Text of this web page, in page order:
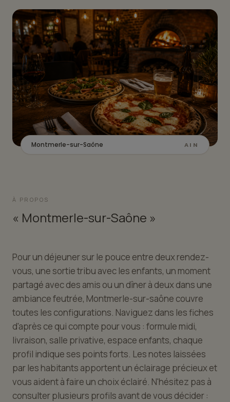
Montmerle-sur-Saône AIN
À PROPOS
« Montmerle-sur-Saône »
Pour un déjeuner sur le pouce entre deux rendez-
vous, une sortie tribu avec les enfants, un moment
partagé avec des amis ou un dîner à deux dans une
ambiance feutrée, Montmerle-sur-saône couvre
toutes les configurations. Naviguez dans les fiches
d'après ce qui compte pour vous : formule midi,
livraison, salle privative, espace enfants, chaque
profil indique ses points forts. Les notes laissées
par les habitants apportent un éclairage précieux et
vous aident à faire un choix éclairé. N'hésitez pas à
consulter plusieurs profils avant de vous décider :